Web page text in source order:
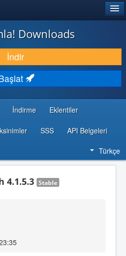
Downloads
İndir
İndirme Eklentiler
SSS API Belgeleri
Türkçe
4.1.5.3 Stable